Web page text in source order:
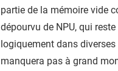
partie de la mémoire vide
dépourvu de NPU, qui
logiquement dans
manquera pas à grand